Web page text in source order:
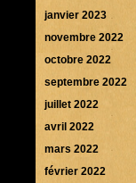
janvier 2023
novembre 2022
octobre 2022
septembre 2022
juillet 2022
avril 2022
mars 2022
février 2022